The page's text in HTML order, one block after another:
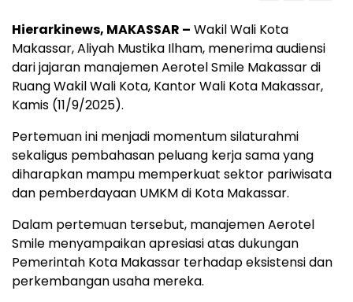
Hierarkinews, MAKASSAR – Wakil Wali Kota
Makassar, Aliyah Mustika Ilham, menerima audiensi
dari jajaran manajemen Aerotel Smile Makassar di
Ruang Wakil Wali Kota, Kantor Wali Kota Makassar,
Kamis (11/9/2025).
Pertemuan ini menjadi momentum silaturahmi
sekaligus pembahasan peluang kerja sama yang
diharapkan mampu memperkuat sektor pariwisata
dan pemberdayaan UMKM di Kota Makassar.
Dalam pertemuan tersebut, manajemen Aerotel
Smile menyampaikan apresiasi atas dukungan
Pemerintah Kota Makassar terhadap eksistensi dan
perkembangan usaha mereka.